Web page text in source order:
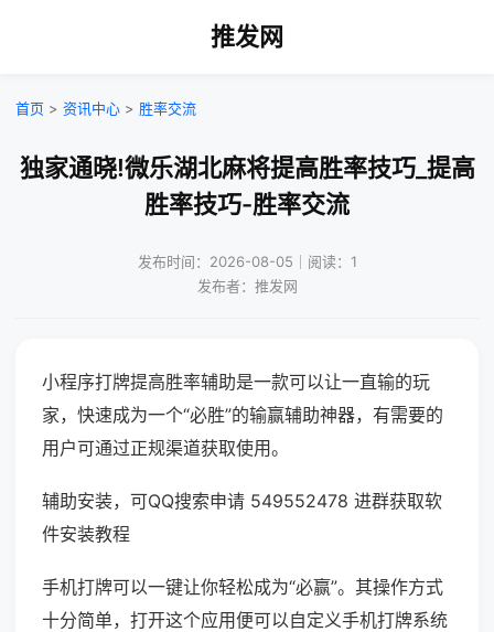
推发网
首页 > 资讯中心 > 胜率交流
独家通晓!微乐湖北麻将提高胜率技巧_提高
胜率技巧-胜率交流
发布时间：2026-08-05｜阅读：1
发布者：推发网
小程序打牌提高胜率辅助是一款可以让一直输的玩
家，快速成为一个“必胜”的输赢辅助神器，有需要的
用户可通过正规渠道获取使用。
辅助安装，可QQ搜索申请 549552478 进群获取软
件安装教程
手机打牌可以一键让你轻松成为“必赢”。其操作方式
十分简单，打开这个应用便可以自定义手机打牌系统